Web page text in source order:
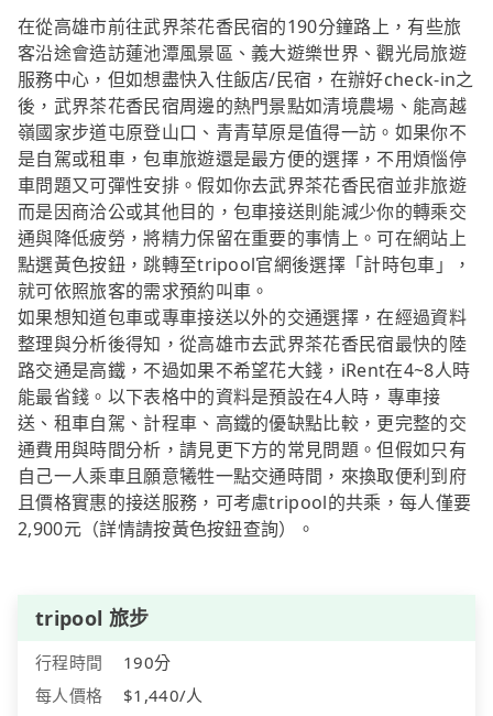
在從高雄市前往武界茶花香民宿的190分鐘路上，有些旅
客沿途會造訪蓮池潭風景區、義大遊樂世界、觀光局旅遊
服務中心，但如想盡快入住飯店/民宿，在辦好check-in之
後，武界茶花香民宿周邊的熱門景點如清境農場、能高越
嶺國家步道屯原登山口、青青草原是值得一訪。如果你不
是自駕或租車，包車旅遊還是最方便的選擇，不用煩惱停
車問題又可彈性安排。假如你去武界茶花香民宿並非旅遊
而是因商洽公或其他目的，包車接送則能減少你的轉乘交
通與降低疲勞，將精力保留在重要的事情上。可在網站上
點選黃色按鈕，跳轉至tripool官網後選擇「計時包車」，
就可依照旅客的需求預約叫車。
如果想知道包車或專車接送以外的交通選擇，在經過資料
整理與分析後得知，從高雄市去武界茶花香民宿最快的陸
路交通是高鐵，不過如果不希望花大錢，iRent在4~8人時
能最省錢。以下表格中的資料是預設在4人時，專車接
送、租車自駕、計程車、高鐵的優缺點比較，更完整的交
通費用與時間分析，請見更下方的常見問題。但假如只有
自己一人乘車且願意犧牲一點交通時間，來換取便利到府
且價格實惠的接送服務，可考慮tripool的共乘，每人僅要
2,900元（詳情請按黃色按鈕查詢）。
tripool 旅步
行程時間
190分
每人價格
$1,440/人